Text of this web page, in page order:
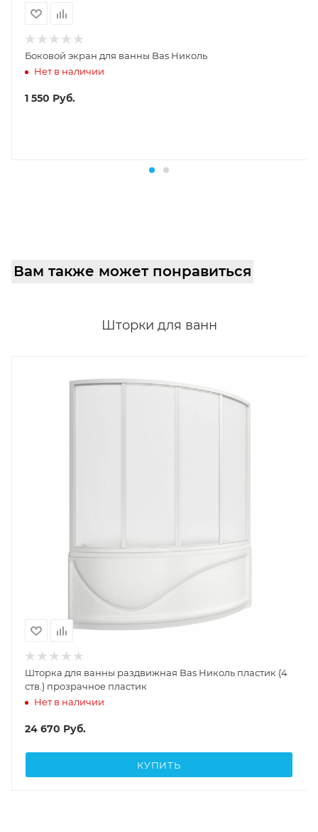
Боковой экран для ванны Bas Николь
Нет в наличии
1 550 Руб.
Вам также может понравиться
Шторки для ванн
Шторка для ванны раздвижная Bas Николь пластик (4
ств.) прозрачное пластик
Нет в наличии
24 670 Руб.
КУПИТЬ